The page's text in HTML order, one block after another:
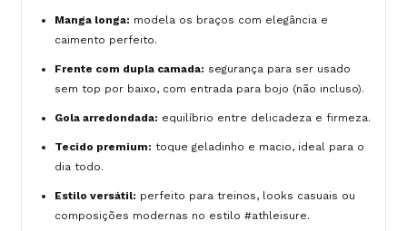
Manga longa: modela os braços com elegância e
caimento perfeito.
Frente com dupla camada: segurança para ser usado
sem top por baixo, com entrada para bojo (não incluso).
Gola arredondada: equilíbrio entre delicadeza e firmeza.
Tecido premium: toque geladinho e macio, ideal para o
dia todo.
Estilo versátil: perfeito para treinos, looks casuais ou
composições modernas no estilo #athleisure.